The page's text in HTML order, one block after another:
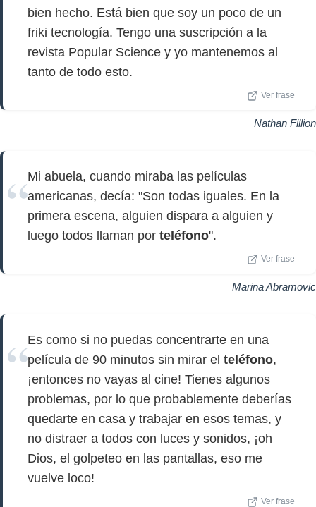
bien hecho. Está bien que soy un poco de un
friki tecnología. Tengo una suscripción a la
revista Popular Science y yo mantenemos al
tanto de todo esto.
Ver frase
Nathan Fillion
Mi abuela, cuando miraba las películas
americanas, decía: "Son todas iguales. En la
primera escena, alguien dispara a alguien y
luego todos llaman por teléfono".
Ver frase
Marina Abramovic
Es como si no puedas concentrarte en una
película de 90 minutos sin mirar el teléfono,
¡entonces no vayas al cine! Tienes algunos
problemas, por lo que probablemente deberías
quedarte en casa y trabajar en esos temas, y
no distraer a todos con luces y sonidos, ¡oh
Dios, el golpeteo en las pantallas, eso me
vuelve loco!
Ver frase